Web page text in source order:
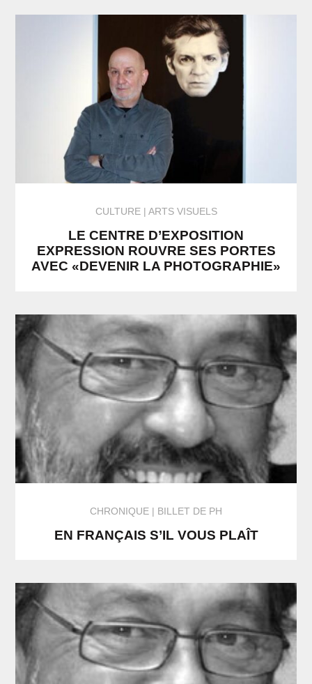
CULTURE ARTS VISUELS
LE CENTRE D’EXPOSITION
EXPRESSION ROUVRE SES PORTES
AVEC «DEVENIR LA PHOTOGRAPHIE»
CHRONIQUE BILLET DE PH
EN FRANÇAIS S’IL VOUS PLAÎT